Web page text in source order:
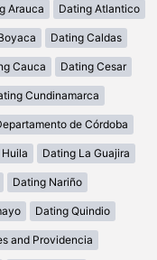
Arauca Dating Atlantico
Dating Caldas
Cauca Dating Cesar
Cundinamarca
de Córdoba
Dating La Guajira
Dating Nariño
Dating Quindio
and Providencia